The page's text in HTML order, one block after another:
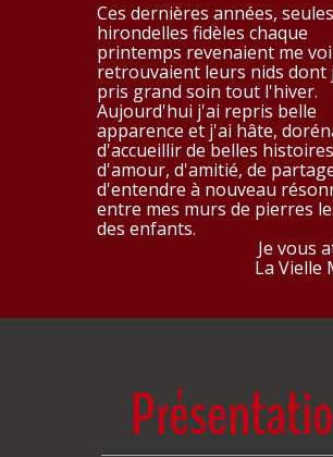
Ces dernières années,
hirondelles fidèles chaque
printemps revenaient me
retrouvaient leurs nids dont
pris grand soin tout l'hiver.
Aujourd'hui j'ai repris belle
apparence et j'ai hâte,
d'accueillir de belles histoires
d'amour, d'amitié, de
d'entendre à nouveau
entre mes murs de pierres
des enfants.
Je vous
La Vielle